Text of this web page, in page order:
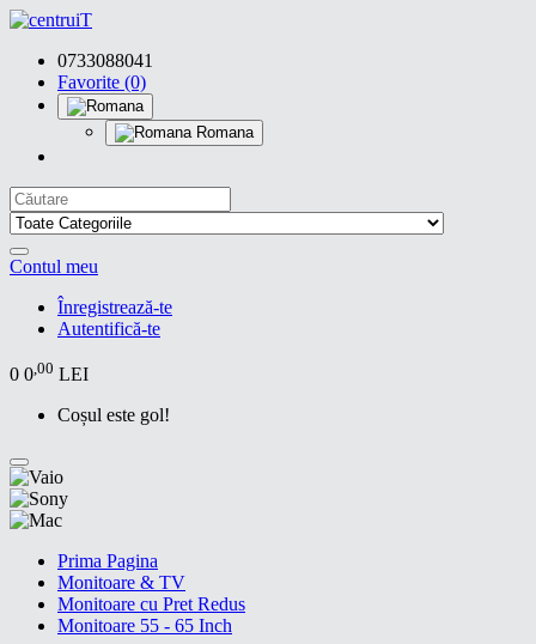
0733088041
Favorite (0)
Romana
Contul meu
Înregistrează-te
Autentifică-te
0 0,00 LEI
Coșul este gol!
Prima Pagina
Monitoare & TV
Monitoare cu Pret Redus
Monitoare 55 - 65 Inch